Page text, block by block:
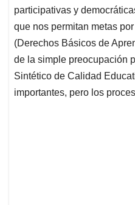
participativas y
que nos permitan metas
(Derechos Básicos de
de la simple preocupación
Sintético de Calidad
importantes, pero los